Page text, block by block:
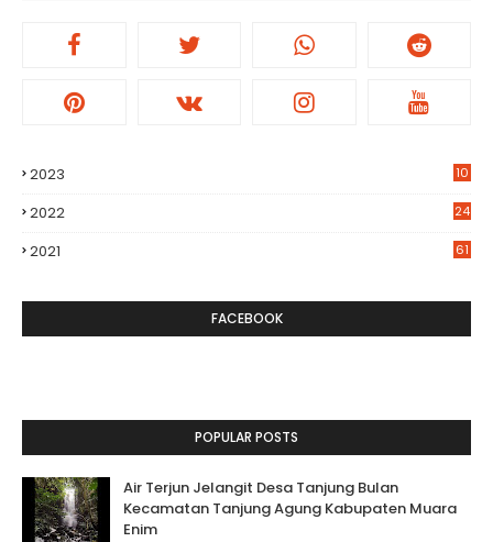
2023 10
2022 24
2021 61
FACEBOOK
POPULAR POSTS
Air Terjun Jelangit Desa Tanjung Bulan
Kecamatan Tanjung Agung Kabupaten Muara
Enim